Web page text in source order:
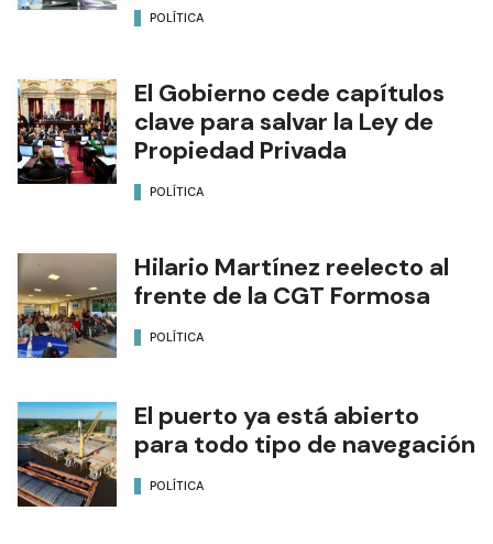
POLÍTICA
El Gobierno cede capítulos
clave para salvar la Ley de
Propiedad Privada
POLÍTICA
Hilario Martínez reelecto al
frente de la CGT Formosa
POLÍTICA
El puerto ya está abierto
para todo tipo de navegación
POLÍTICA